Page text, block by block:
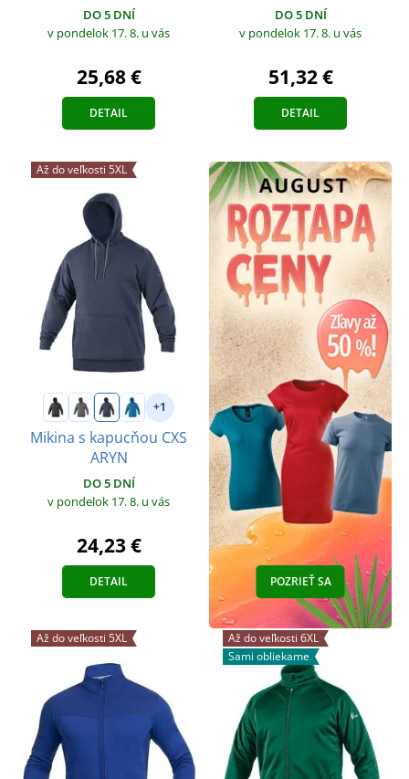
DO 5 DNÍ
v pondelok 17. 8. u vás
25,68 €
DETAIL
DO 5 DNÍ
v pondelok 17. 8. u vás
51,32 €
DETAIL
Až do veľkosti 5XL
+1
Mikina s kapucňou CXS
ARYN
DO 5 DNÍ
v pondelok 17. 8. u vás
24,23 €
DETAIL POZRIEŤ SA
Až do veľkosti 5XL
Až do veľkosti 6XL
Sami obliekame